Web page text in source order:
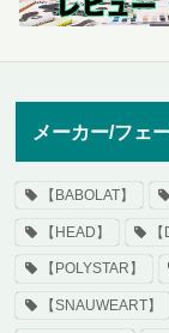
メーカー/フェ
【BABOLAT】
【HEAD】
【POLYSTAR】
【SNAUWEART】